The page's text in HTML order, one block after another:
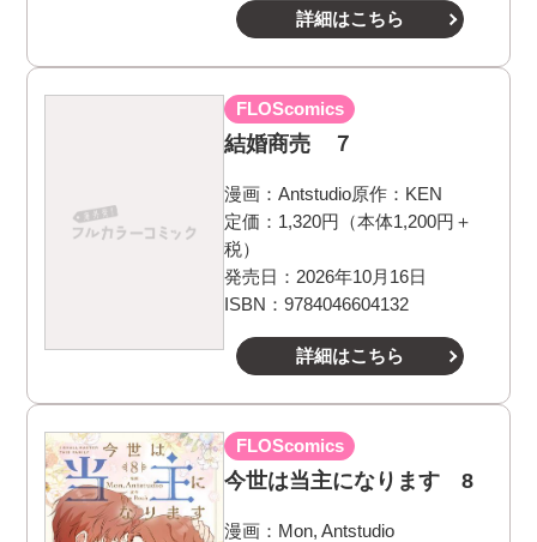
詳細はこちら
FLOScomics
結婚商売 ７
漫画： Antstudio原作： KEN
定価：1,320円（本体1,200円＋
税）
発売日：2026年10月16日
ISBN：9784046604132
詳細はこちら
FLOScomics
今世は当主になります 8
漫画： Mon, Antstudio